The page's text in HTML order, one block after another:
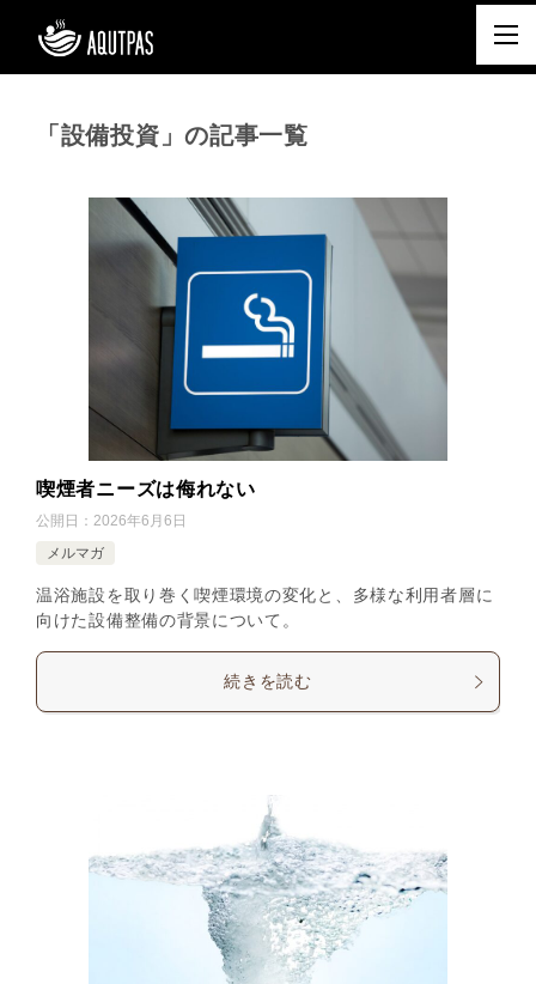
「設備投資」の記事一覧
喫煙者ニーズは侮れない
公開日： 2026年6月6日
メルマガ
温浴施設を取り巻く喫煙環境の変化と、多様な利用者層に
向けた設備整備の背景について。
続きを読む